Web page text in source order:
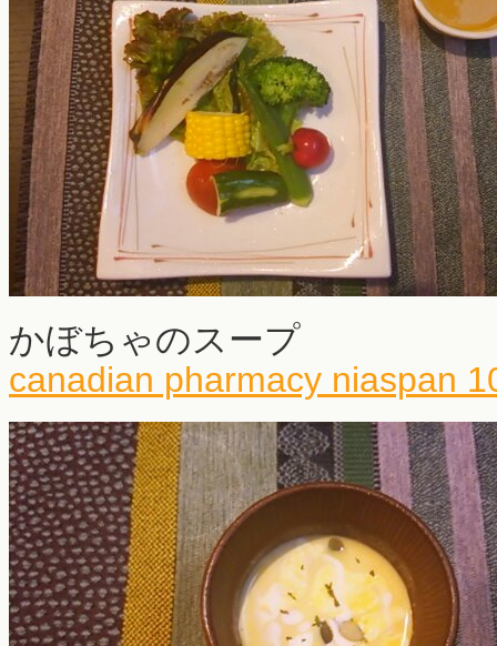
かぼちゃのスープ
canadian pharmacy niaspan